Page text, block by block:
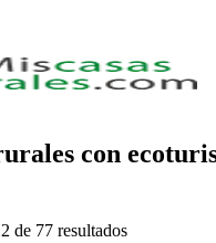
con
de 77 resultados